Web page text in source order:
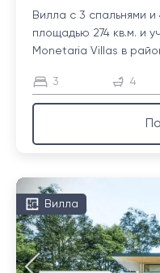
Вилла с 3 спальнями
площадью 274 кв.м. и
Monetaria Villas в
3 4
Вилла